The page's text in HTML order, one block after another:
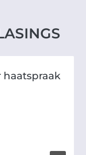
haatspraak